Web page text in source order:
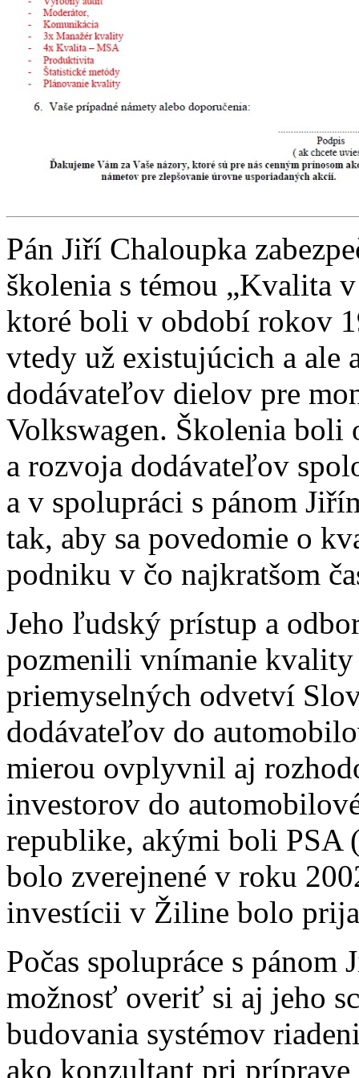
Pán Jiří Chaloupka
školenia s témou „Kvalita
ktoré boli v období rokov
vtedy už existujúcich a ale
dodávateľov dielov pre
Volkswagen. Školenia boli
a rozvoja dodávateľov
a v spolupráci s pánom
tak, aby sa povedomie o
podniku v čo najkratšom
Jeho ľudský prístup a
pozmenili vnímanie
priemyselných odvetví
dodávateľov do
mierou ovplyvnil aj
investorov do
republike, akými boli PSA
bolo zverejnené v roku
investícii v Žiline bolo
Počas spolupráce s
možnosť overiť si aj jeho
budovania systémov
ako konzultant pri príprave